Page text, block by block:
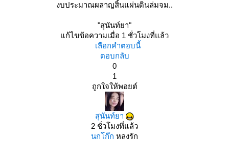
งบประมาณผลาญสิ้นแผ่นดินล่มจม..
"สุนันท์ยา"
ก้ไขข้อความเมื่อ 1 ชั่วโมงที่แล้ว
เลือกคำตอบนี้
ตอบกลับ
0
1
ถูกใจให้พอยต์
สุนันท์ยา
2 ชั่วโมงที่แล้ว
นกโก๊ก หลงรัก